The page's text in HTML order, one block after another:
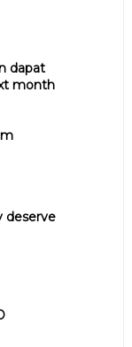
dapat
month
deserve